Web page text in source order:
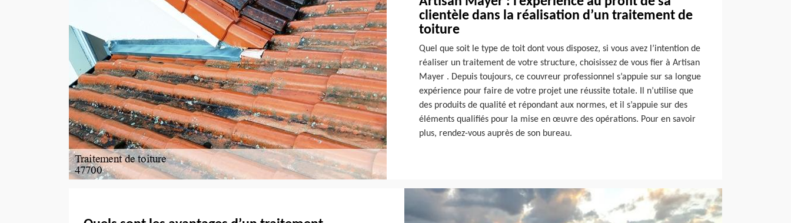
clientèle dans la réalisation d’un traitement de
toiture
Quel que soit le type de toit dont vous disposez, si vous avez l’intention de
réaliser un traitement de votre structure, choisissez de vous fier à Artisan
Mayer . Depuis toujours, ce couvreur professionnel s’appuie sur sa longue
expérience pour faire de votre projet une réussite totale. Il n’utilise que
des produits de qualité et répondant aux normes, et il s’appuie sur des
éléments qualifiés pour la mise en œuvre des opérations. Pour en savoir
plus, rendez-vous auprès de son bureau.